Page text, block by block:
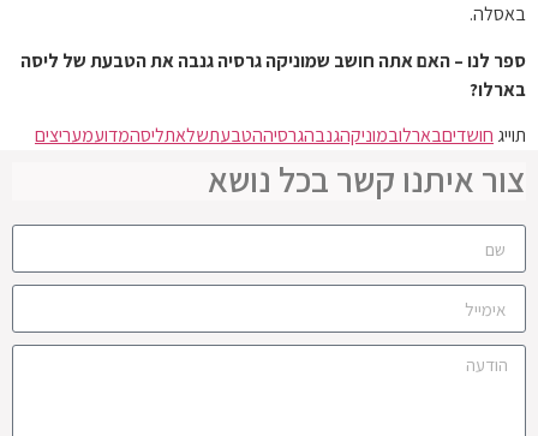
באסלה.
ספר לנו – האם אתה חושב שמוניקה גרסיה גנבה את הטבעת של ליסה
בארלו?
תוייג חושדיםבארלובמוניקהגנבהגרסיההטבעתשלאתליסהמדועמעריצים
צור איתנו קשר בכל נושא